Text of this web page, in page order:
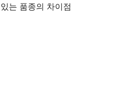
는 품종의 차이점